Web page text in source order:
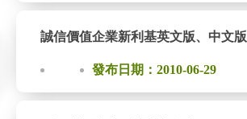
誠信價值企業新利基英文版、中文版
發布日期：2010-06-29